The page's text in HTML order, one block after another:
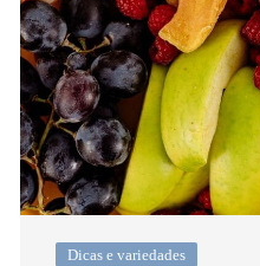
Dicas e variedades